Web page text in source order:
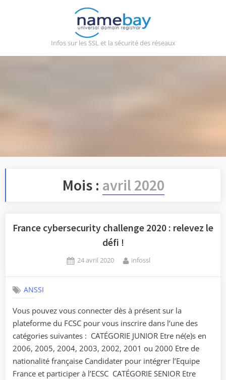
Infos sur les SSL et la sécurité des réseaux
Mois : avril 2020
France cybersecurity challenge 2020 : relevez le
défi !
Posted
24 avril 2020 By
infossl
ANSSI
Vous pouvez vous connecter dès à présent sur la
plateforme du FCSC pour vous inscrire dans l’une des
catégories suivantes : CATÉGORIE JUNIOR Etre né(e)s en
2006, 2005, 2004, 2003, 2002, 2001 ou 2000 Etre de
nationalité française Candidater pour intégrer l’Equipe
France et participer à l’ECSC CATÉGORIE SENIOR Etre